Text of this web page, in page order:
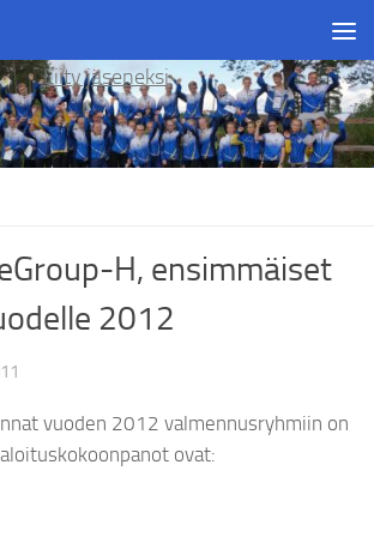
Liity jäseneksi
H, ensimmäiset
2012
vuoden 2012 valmennusryhmiin on
ovat: